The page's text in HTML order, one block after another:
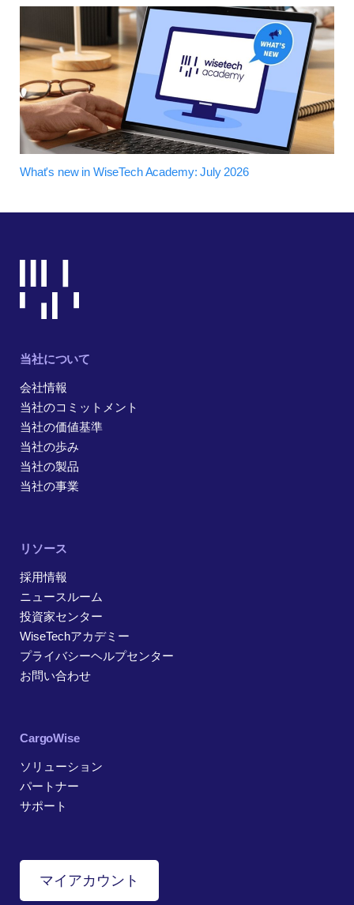
What's new in WiseTech Academy: July 2026
当社について
会社情報
当社のコミットメント
当社の価値基準
当社の歩み
当社の製品
当社の事業
リソース
採用情報
ニュースルーム
投資家センター
WiseTechアカデミー
プライバシーヘルプセンター
お問い合わせ
CargoWise
ソリューション
パートナー
サポート
マイアカウント